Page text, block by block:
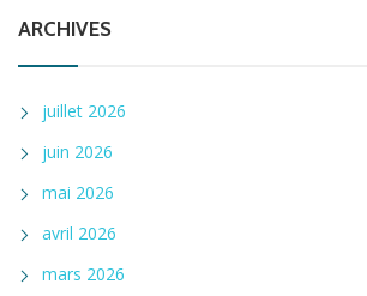
ARCHIVES
juillet 2026
juin 2026
mai 2026
avril 2026
mars 2026